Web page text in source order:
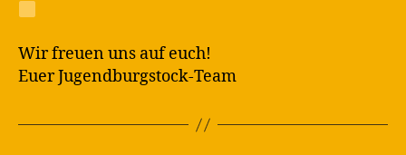
Wir freuen uns auf euch!
Euer Jugendburgstock-Team